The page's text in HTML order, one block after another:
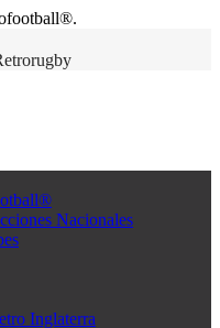
Nacionales
Inglaterra